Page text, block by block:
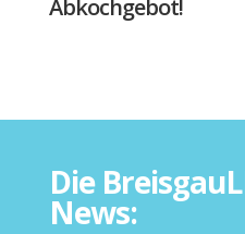
Abkochgebot!
Die
News: